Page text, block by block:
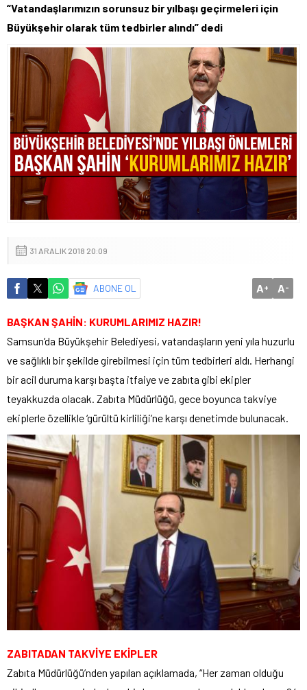
“Vatandaşlarımızın sorunsuz bir yılbaşı geçirmeleri için
Büyükşehir olarak tüm tedbirler alındı” dedi
31 ARALIK 2018 20:09
ABONE OL A+ A-
BAŞKAN ŞAHİN: KURUMLARIMIZ HAZIR!
Samsun’da Büyükşehir Belediyesi, vatandaşların yeni yıla huzurlu
ve sağlıklı bir şekilde girebilmesi için tüm tedbirleri aldı. Herhangi
bir acil duruma karşı başta itfaiye ve zabıta gibi ekipler
teyakkuzda olacak. Zabıta Müdürlüğü, gece boyunca takviye
ekiplerle özellikle ‘gürültü kirliliği’ne karşı denetimde bulunacak.
ZABITADAN TAKVİYE EKİPLER
Zabıta Müdürlüğü’nden yapılan açıklamada, “Her zaman olduğu